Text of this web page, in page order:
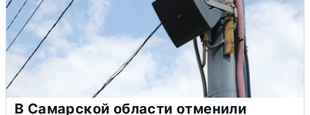
В Самарской области отменили